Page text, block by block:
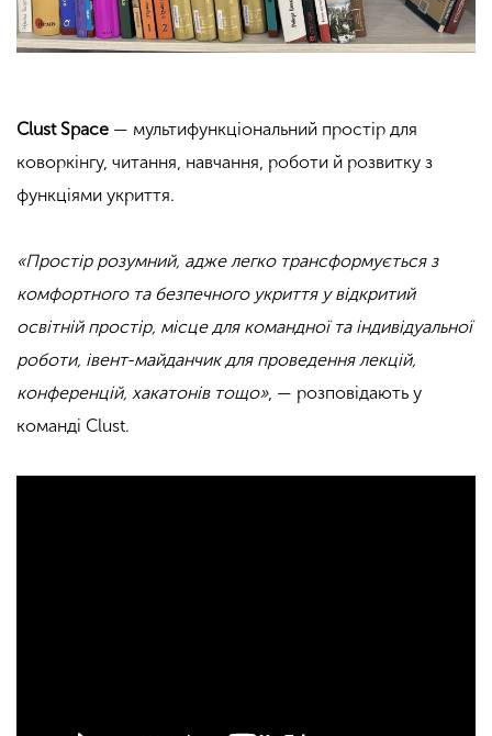
Clust Space — мультифункціональний простір для
коворкінгу, читання, навчання, роботи й розвитку з
функціями укриття.
«Простір розумний, адже легко трансформується з
комфортного та безпечного укриття у відкритий
освітній простір, місце для командної та індивідуальної
роботи, івент-майданчик для проведення лекцій,
конференцій, хакатонів тощо», — розповідають у
команді Clust.